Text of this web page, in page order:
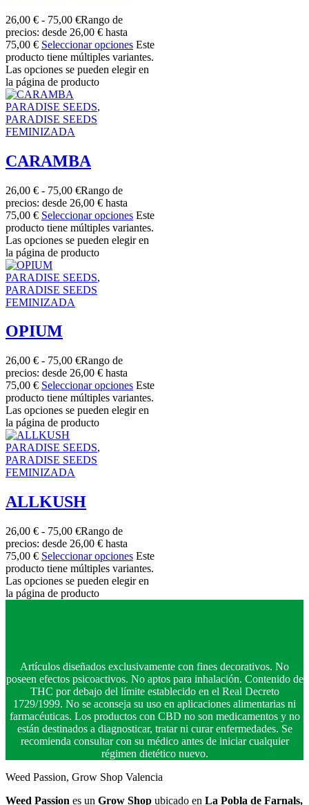
26,00 € - 75,00 €Rango de
precios: desde 26,00 € hasta
75,00 € Seleccionar opciones Este
producto tiene múltiples variantes.
Las opciones se pueden elegir en
la página de producto
PARADISE SEEDS,
PARADISE SEEDS
FEMINIZADA
CARAMBA
26,00 € - 75,00 €Rango de
precios: desde 26,00 € hasta
75,00 € Seleccionar opciones Este
producto tiene múltiples variantes.
Las opciones se pueden elegir en
la página de producto
PARADISE SEEDS,
PARADISE SEEDS
FEMINIZADA
OPIUM
26,00 € - 75,00 €Rango de
precios: desde 26,00 € hasta
75,00 € Seleccionar opciones Este
producto tiene múltiples variantes.
Las opciones se pueden elegir en
la página de producto
PARADISE SEEDS,
PARADISE SEEDS
FEMINIZADA
ALLKUSH
26,00 € - 75,00 €Rango de
precios: desde 26,00 € hasta
75,00 € Seleccionar opciones Este
producto tiene múltiples variantes.
Las opciones se pueden elegir en
la página de producto
Artículos diseñados exclusivamente con fines decorativos. No
poseen efectos psicoactivos. No aptos para inhalación. Contenido de
THC por debajo del límite establecido en el Real Decreto
1729/1999. No se aconseja su uso en aplicaciones alimentarias ni
farmacéuticas. Los productos con CBD no son medicamentos y no
están destinados a diagnosticar, tratar ni curar enfermedades. Se
recomienda consultar con su médico antes de iniciar cualquier
régimen dietético nuevo.
Weed Passion, Grow Shop Valencia
Weed Passion es un Grow Shop ubicado en La Pobla de Farnals,